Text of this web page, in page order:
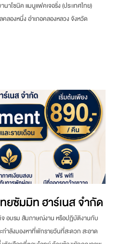
าโซนิค แมนูแฟคเจอริ่ง (ประเทศไทย)
ลองหนึ่ง อำเภอคลองหลวง จังหวัด
ยซัมมิท ฮาร์เนส จำกัด
อบรม สัมภาษณ์งาน หรือปฏิบัติงานกับ
กำลังมองหาที่พักรายวันที่สะดวก สะอาด